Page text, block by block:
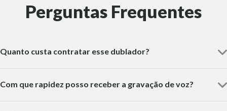
Perguntas Frequentes
Quanto custa contratar esse dublador?
Com que rapidez posso receber a gravação de voz?